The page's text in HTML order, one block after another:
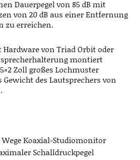
Dauerpegel von 85 dB mit
von 20 dB aus einer Entfernung
zu erreichen.
von Triad Orbit oder
montiert
Zoll großes Lochmuster
des Lautsprechers von
Koaxial-Studiomonitor
Schalldruckpegel